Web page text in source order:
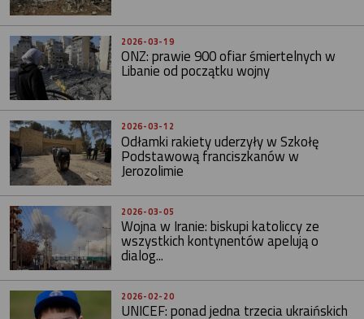
2026-03-19
ONZ: prawie 900 ofiar śmiertelnych w
Libanie od początku wojny
2026-03-12
Odłamki rakiety uderzyły w Szkołę
Podstawową franciszkanów w
Jerozolimie
2026-03-05
Wojna w Iranie: biskupi katoliccy ze
wszystkich kontynentów apelują o
dialog...
2026-02-20
UNICEF: ponad jedna trzecia ukraińskich